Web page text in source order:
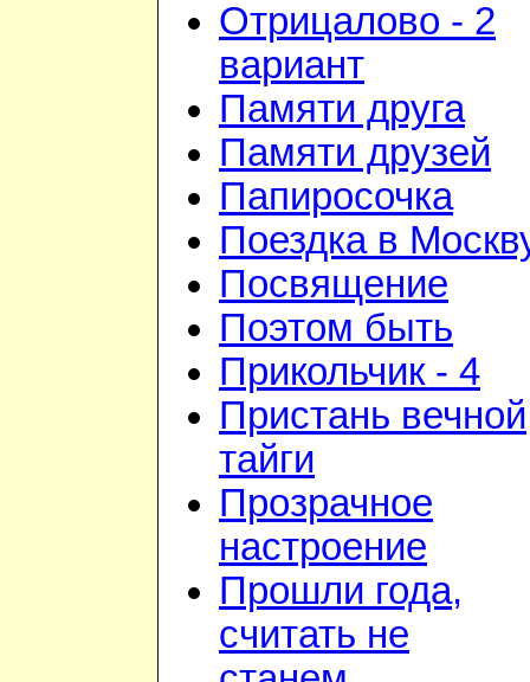
Отрицалово - 2
вариант
Памяти друга
Памяти друзей
Папиросочка
Поездка в
Посвящение
Поэтом быть
Прикольчик - 4
Пристань вечной
тайги
Прозрачное
настроение
Прошли года,
считать не